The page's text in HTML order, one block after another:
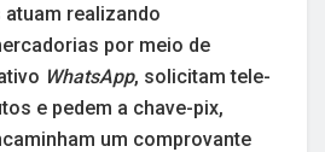
realizando
por meio de
WhatsApp, solicitam tele-
e pedem a chave-pix,
um comprovante